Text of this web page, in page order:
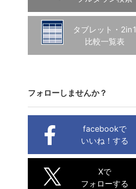
タブレット・2in1
比較一覧表
フォローしませんか？
facebookで
いいね！する
Xで
フォローする